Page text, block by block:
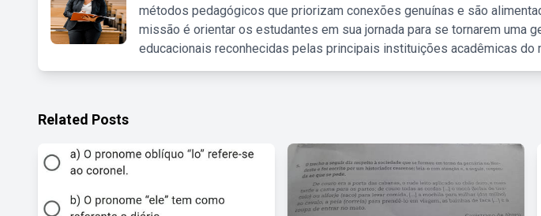
métodos pedagógicos que priorizam conexões genuínas e são
missão é orientar os estudantes em sua jornada para se tornarem uma
educacionais reconhecidas pelas principais instituições acadêmicas do
Related Posts